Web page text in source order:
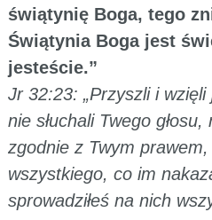
świątynię Boga, tego
Świątynia Boga jest
jesteście.”
Jr 32:23: „Przyszli i
nie słuchali Twego
zgodnie z Twym prawem,
wszystkiego, co im
sprowadziłeś na nich